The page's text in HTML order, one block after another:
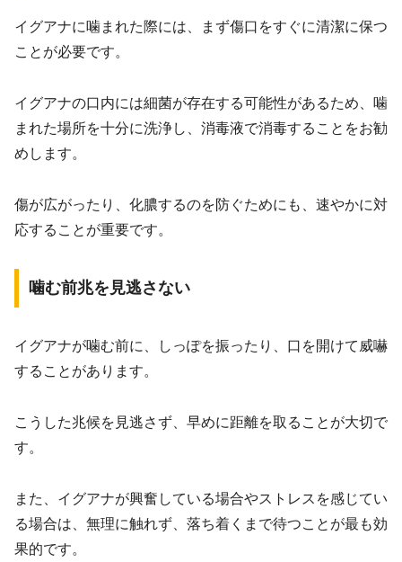
イグアナに噛まれた際には、まず傷口をすぐに清潔に保つ
ことが必要です。
イグアナの口内には細菌が存在する可能性があるため、噛
まれた場所を十分に洗浄し、消毒液で消毒することをお勧
めします。
傷が広がったり、化膿するのを防ぐためにも、速やかに対
応することが重要です。
噛む前兆を見逃さない
イグアナが噛む前に、しっぽを振ったり、口を開けて威嚇
することがあります。
こうした兆候を見逃さず、早めに距離を取ることが大切で
す。
また、イグアナが興奮している場合やストレスを感じてい
る場合は、無理に触れず、落ち着くまで待つことが最も効
果的です。